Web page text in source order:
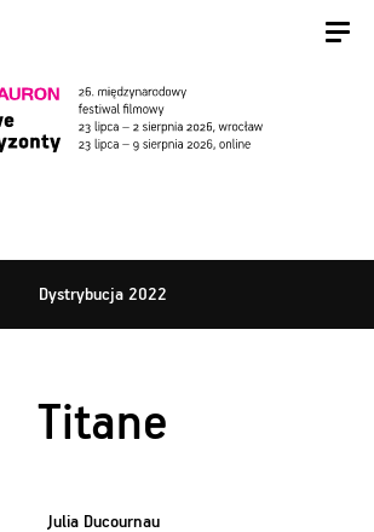
Dystrybucja 2022
Titane
Julia Ducournau